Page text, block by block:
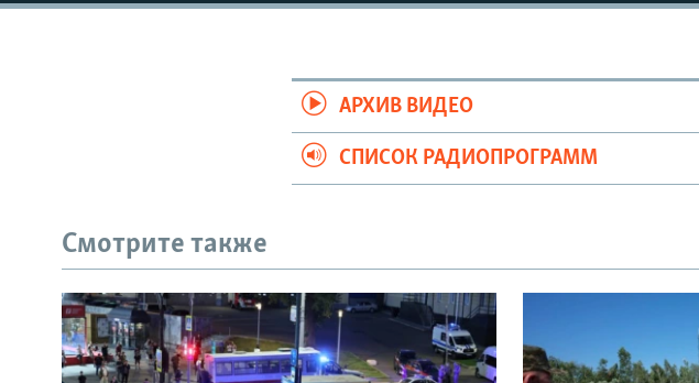
АРХИВ ВИДЕО
СПИСОК РАДИОПРОГРАММ
Смотрите также